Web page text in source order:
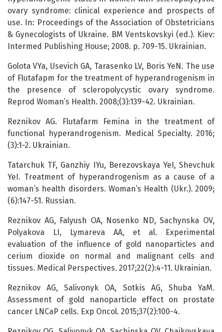
ovary syndrome: clinical experience and prospects of
use. In: Proceedings of the Association of Obstetricians
& Gynecologists of Ukraine. BM Ventskovskyi (ed.). Kiev:
Intermed Publishing House; 2008. p. 709-15. Ukrainian.
Golota VYa, Usevich GA, Tarasenko LV, Boris YeN. The use
of Flutafapm for the treatment of hyperandrogenism in
the presence of scleropolycystic ovary syndrome.
Reprod Woman’s Health. 2008;(3):139-42. Ukrainian.
Reznikov AG. Flutafarm Femina in the treatment of
functional hyperandrogenism. Medical Specialty. 2016;
(3):1-2. Ukrainian.
Tatarchuk TF, Ganzhiy IYu, Berezovskaya YeI, Shevchuk
YeI. Treatment of hyperandrogenism as a cause of a
woman’s health disorders. Woman’s Health (Ukr.). 2009;
(6):147-51. Russian.
Reznikov AG, Falyush OA, Nosenko ND, Sachynska OV,
Polyakova LI, Lymareva AA, et al. Experimental
evaluation of the influence of gold nanoparticles and
cerium dioxide on normal and malignant cells and
tissues. Medical Perspectives. 2017;22(2):4-11. Ukrainian.
Reznikov AG, Salivonyk OA, Sotkis AG, Shuba YaM.
Assessment of gold nanoparticle effect on prostate
cancer LNCaP cells. Exp Oncol. 2015;37(2):100-4.